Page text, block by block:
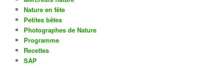
Nature en fête
Petites bêtes
Photographes de Nature
Programme
Recettes
SAP